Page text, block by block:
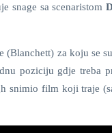
snage sa scenaristom
(Blanchett) za koju se
poziciju gdje treba
snimio film koji traje